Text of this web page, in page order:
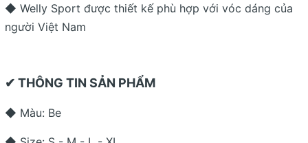
◆ Welly Sport được thiết kế phù hợp với vóc dáng của
người Việt Nam
✔ THÔNG TIN SẢN PHẨM
◆ Màu: Be